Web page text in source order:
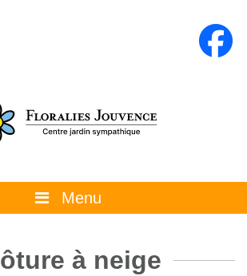
Menu
La boutiqueà neige